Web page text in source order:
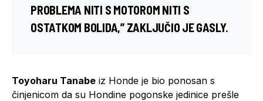
PROBLEMA NITI S MOTOROM NITI S
OSTATKOM BOLIDA,” ZAKLJUČIO JE GASLY.
Toyoharu Tanabe iz Honde je bio ponosan s
činjenicom da su Hondine pogonske jedinice prešle